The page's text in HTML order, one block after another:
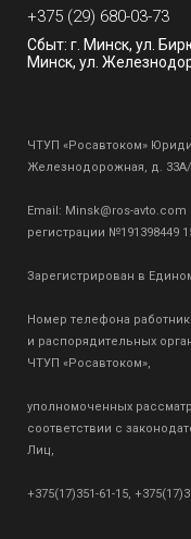
+375 (29) 680-03-73
Сбыт: г. Минск, ул.
Минск, ул.
ЧТУП «Росавтоком»
Железнодорожная, д. 33А/
Email: Minsk@ros-avto.com
регистрации №191398449
Зарегистрирован в
Номер телефона
и распорядительных
ЧТУП «Росавтоком»,
уполномоченных
соответствии с
Лиц,
+375(17)351-61-15,